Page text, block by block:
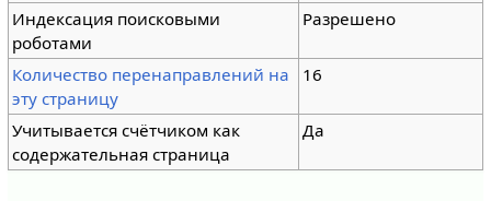
Индексация поисковыми
роботами
Разрешено
Количество перенаправлений на
эту страницу
16
Учитывается счётчиком как
содержательная страница
Да